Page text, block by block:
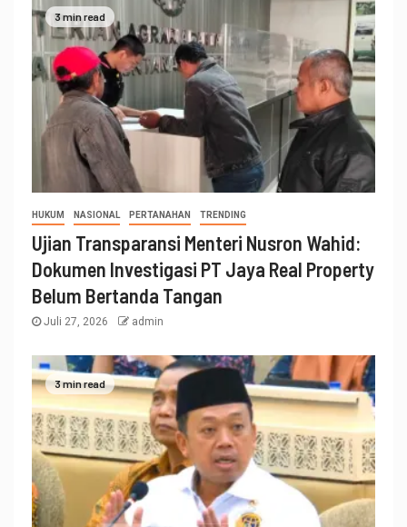
3 min read
HUKUM NASIONAL PERTANAHAN TRENDING
Ujian Transparansi Menteri Nusron Wahid:
Dokumen Investigasi PT Jaya Real Property
Belum Bertanda Tangan
Juli 27, 2026 admin
3 min read